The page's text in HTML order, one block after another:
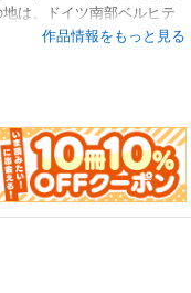
は、ドイツ南部ベルヒテ
ュタポ、ＳＳの警戒を潜り
作品情報をもっと見る